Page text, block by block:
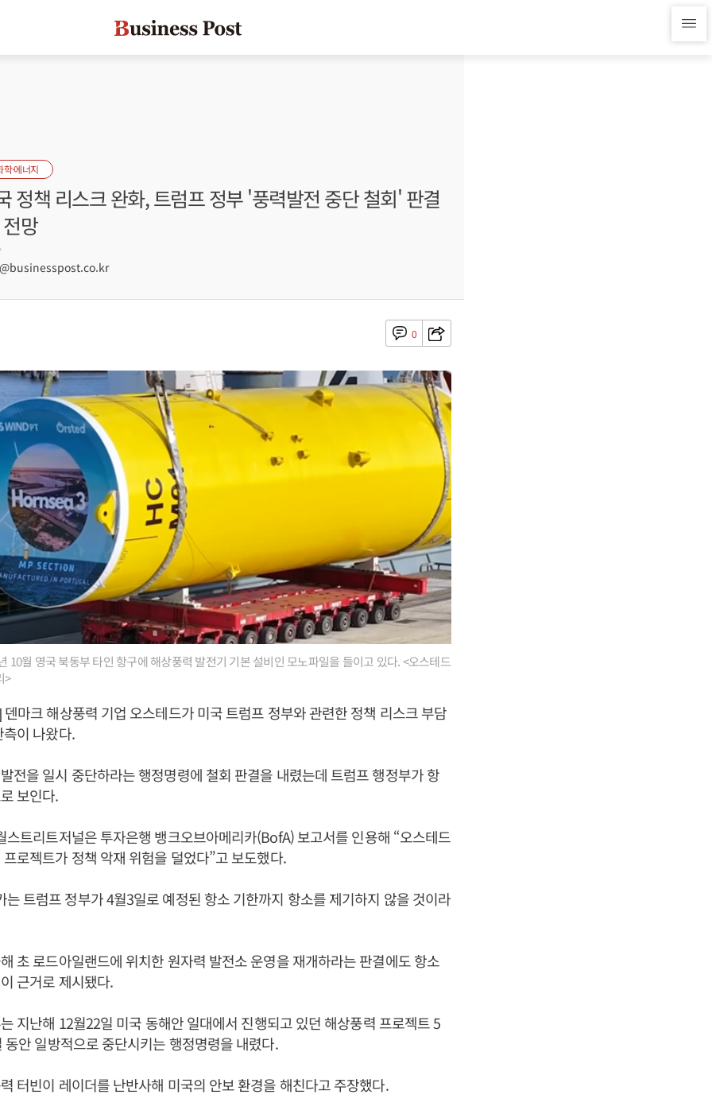
학·에너지
정책 리스크 완화, 트럼프 정부 '풍력발전 중단 철회' 판결
망
0
10월 영국 북동부 타인 항구에 해상풍력 발전기 기본 설비인 모노파일을 들이고 있다. <오스테드
>
마크 해상풍력 기업 오스테드가 미국 트럼프 정부와 관련한 정책 리스크 부담
이 나왔다.
전을 일시 중단하라는 행정명령에 철회 판결을 내렸는데 트럼프 행정부가 항
보인다.
스트리트저널은 투자은행 뱅크오브아메리카(BofA) 보고서를 인용해 “오스테드
로젝트가 정책 악재 위험을 덜었다”고 보도했다.
는 트럼프 정부가 4월3일로 예정된 항소 기한까지 항소를 제기하지 않을 것이라
초 로드아일랜드에 위치한 원자력 발전소 운영을 재개하라는 판결에도 항소
근거로 제시됐다.
지난해 12월22일 미국 동해안 일대에서 진행되고 있던 해상풍력 프로젝트 5
안 일방적으로 중단시키는 행정명령을 내렸다.
터빈이 레이더를 난반사해 미국의 안보 환경을 해친다고 주장했다.